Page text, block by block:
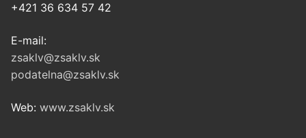
+421 36 634 57 42
E-mail:
zsaklv@zsaklv.sk
podatelna@zsaklv.sk
Web: www.zsaklv.sk